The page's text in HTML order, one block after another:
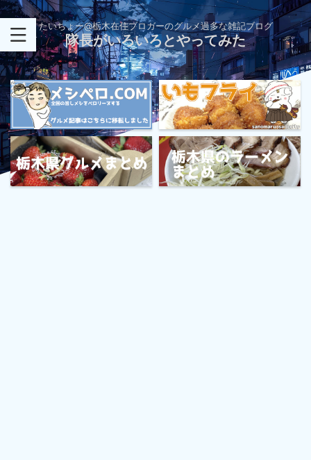
たいちょー@栃木在住ブロガーのグルメ過多な雑記ブログ
隊長がいろいろとやってみた